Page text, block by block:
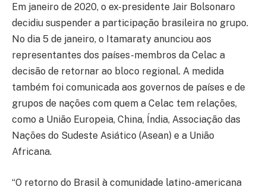
Em janeiro de 2020, o ex-presidente Jair Bolsonaro
decidiu suspender a participação brasileira no grupo.
No dia 5 de janeiro, o Itamaraty anunciou aos
representantes dos países-membros da Celac a
decisão de retornar ao bloco regional. A medida
também foi comunicada aos governos de países e de
grupos de nações com quem a Celac tem relações,
como a União Europeia, China, Índia, Associação das
Nações do Sudeste Asiático (Asean) e a União
Africana.
“O retorno do Brasil à comunidade latino-americana